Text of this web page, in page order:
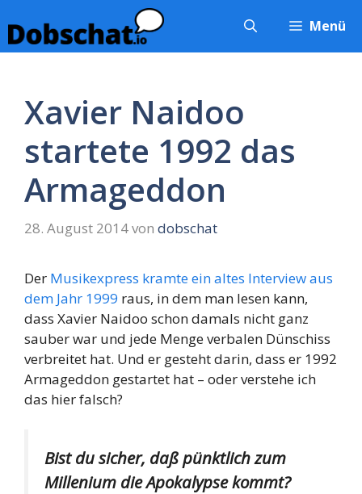
Inhalt
springen
Menü
Xavier Naidoo
startete 1992 das
Armageddon
28. August 2014von dobschat
Der Musikexpress kramte ein altes Interview aus
dem Jahr 1999 raus, in dem man lesen kann,
dass Xavier Naidoo schon damals nicht ganz
sauber war und jede Menge verbalen Dünschiss
verbreitet hat. Und er gesteht darin, dass er 1992
Armageddon gestartet hat – oder verstehe ich
das hier falsch?
Bist du sicher, daß pünktlich zum
Millenium die Apokalypse kommt?